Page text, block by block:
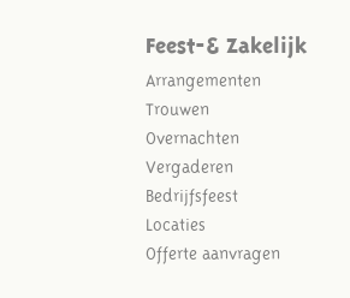
Feest-& Zakelijk
Arrangementen
Trouwen
Overnachten
Vergaderen
Bedrijfsfeest
Locaties
Offerte aanvragen